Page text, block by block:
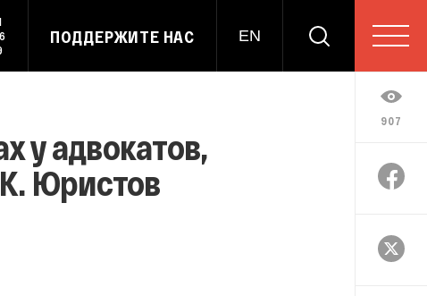
ПОДДЕРЖИТЕ НАС EN
907
у адвокатов,
Юристов